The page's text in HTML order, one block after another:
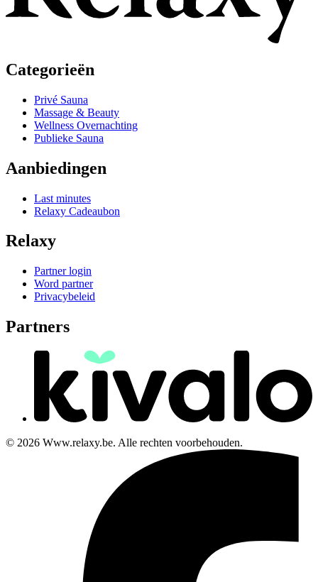
Categorieën
Privé Sauna
Massage & Beauty
Wellness Overnachting
Publieke Sauna
Aanbiedingen
Last minutes
Relaxy Cadeaubon
Relaxy
Partner login
Word partner
Privacybeleid
Partners
© 2026 Www.relaxy.be. Alle rechten voorbehouden.